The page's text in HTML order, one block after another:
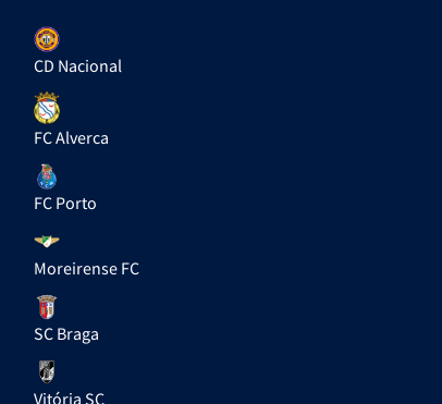
CD Nacional
FC Alverca
FC Porto
Moreirense FC
SC Braga
Vitória SC